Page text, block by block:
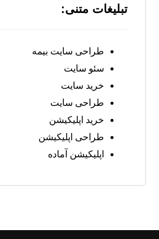
تبلیغات متنی:
طراحی سایت بیمه
سئو سایت
خرید سایت
طراحی سایت
خرید اپلیکیشن
طراحی اپلیکیشن
اپلیکیشن آماده